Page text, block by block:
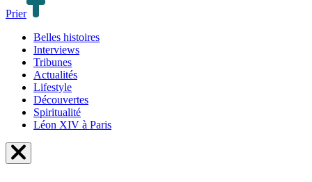
Prier
Belles histoires
Interviews
Tribunes
Actualités
Lifestyle
Découvertes
Spiritualité
Léon XIV à Paris